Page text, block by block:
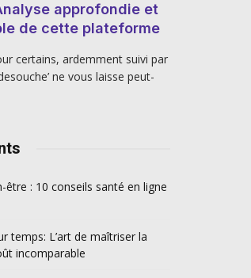
approfondie et
de cette plateforme
certains, ardemment suivi par
ne vous laisse peut-
: 10 conseils santé en ligne
temps: L’art de maîtriser la
incomparable